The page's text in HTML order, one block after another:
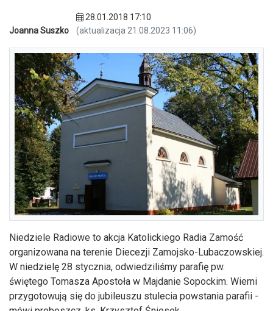
Joanna Suszko
28.01.2018 17:10
(aktualizacja 21.08.2023 11:06)
Niedziele Radiowe to akcja Katolickiego Radia Zamość
organizowana na terenie Diecezji Zamojsko-Lubaczowskiej.
W niedzielę 28 stycznia, odwiedziliśmy parafię pw.
świętego Tomasza Apostoła w Majdanie Sopockim. Wierni
przygotowują się do jubileuszu stulecia powstania parafii -